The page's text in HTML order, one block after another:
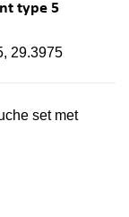
type 5
29.3975
set met